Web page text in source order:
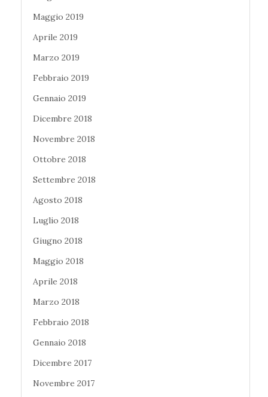
Maggio 2019
Aprile 2019
Marzo 2019
Febbraio 2019
Gennaio 2019
Dicembre 2018
Novembre 2018
Ottobre 2018
Settembre 2018
Agosto 2018
Luglio 2018
Giugno 2018
Maggio 2018
Aprile 2018
Marzo 2018
Febbraio 2018
Gennaio 2018
Dicembre 2017
Novembre 2017